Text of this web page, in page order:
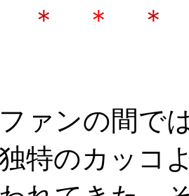
＊ ＊ ＊
ァンの間で
特のカッコ